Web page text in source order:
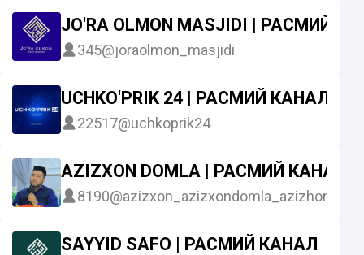
JO'RA OLMON MASJIDI | РАСМИЙ
345@joraolmon_masjidi
UCHKO'PRIK 24 | РАСМИЙ КАНАЛ
22517@uchkoprik24
AZIZXON DOMLA | РАСМИЙ КАНАЛИ
8190@azizxon_azizxondomla_azizhondoml
SAYYID SAFO | РАСМИЙ КАНАЛ